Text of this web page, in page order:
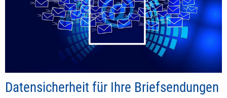
Datensicherheit für Ihre Briefsendungen